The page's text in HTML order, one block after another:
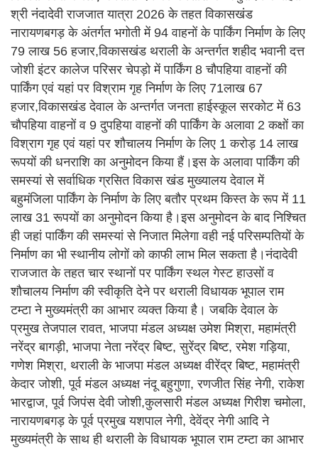
श्री नंदादेवी राजजात यात्रा 2026 के तहत विकासखंड
नारायणबगड़ के अंतर्गत भगोती में 94 वाहनों के पार्किंग निर्माण के लिए
79 लाख 56 हजार,विकासखंड थराली के अन्तर्गत शहीद भवानी दत्त
जोशी इंटर कालेज परिसर चेपड़ो में पार्किंग 8 चौपहिया वाहनों की
पार्किंग एवं यहां पर विश्राम गृह निर्माण के लिए 71लाख 67
हजार,विकासखंड देवाल के अन्तर्गत जनता हाईस्कूल सरकोट में 63
चौपहिया वाहनों व 9 दुपहिया वाहनों की पार्किंग के अलावा 2 कक्षों का
विश्राग गृह एवं यहां पर शौचालय निर्माण के लिए 1 करोड़ 14 लाख
रूपयों की धनराशि का अनुमोदन किया हैं।इस के अलावा पार्किंग की
समस्यां से सर्वाधिक ग्रसित विकास खंड मुख्यालय देवाल में
बहुमंजिला पार्किंग के निर्माण के लिए बतौर प्रथम किस्त के रूप में 11
लाख 31 रूपयों का अनुमोदन किया है।इस अनुमोदन के बाद निश्चित
ही जहां पार्किंग की समस्यां से निजात मिलेगा वही नई परिसम्पतियों के
निर्माण का भी स्थानीय लोगों को काफी लाभ मिल सकता है।नंदादेवी
राजजात के तहत चार स्थानों पर पार्किंग स्थल गेस्ट हाउसों व
शौचालय निर्माण की स्वीकृति देने पर थराली विधायक भूपाल राम
टम्टा ने मुख्यमंत्री का आभार व्यक्त किया है। जबकि देवाल के
प्रमुख तेजपाल रावत, भाजपा मंडल अध्यक्ष उमेश मिश्रा, महामंत्री
नरेंद्र बागड़ी, भाजपा नेता नरेंद्र बिष्ट, सुरेंद्र बिष्ट, रमेश गड़िया,
गणेश मिश्रा, थराली के भाजपा मंडल अध्यक्ष वीरेंद्र बिष्ट, महामंत्री
केदार जोशी, पूर्व मंडल अध्यक्ष नंदू बहुगुणा, रणजीत सिंह नेगी, राकेश
भारद्वाज, पूर्व जिपंस देवी जोशी,कुलसारी मंडल अध्यक्ष गिरीश चमोला,
नारायणबगड़ के पूर्व प्रमुख यशपाल नेगी, देवेंद्र नेगी आदि ने
मुख्यमंत्री के साथ ही थराली के विधायक भूपाल राम टम्टा का आभार